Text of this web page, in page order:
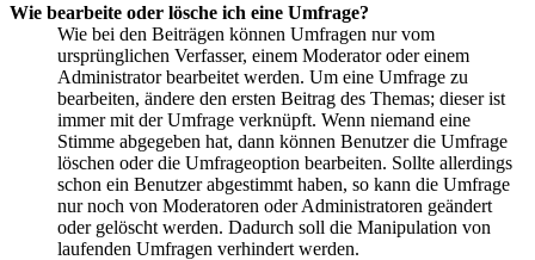
Wie bearbeite oder lösche ich eine Umfrage?
Wie bei den Beiträgen können Umfragen nur vom
ursprünglichen Verfasser, einem Moderator oder einem
Administrator bearbeitet werden. Um eine Umfrage zu
bearbeiten, ändere den ersten Beitrag des Themas; dieser ist
immer mit der Umfrage verknüpft. Wenn niemand eine
Stimme abgegeben hat, dann können Benutzer die Umfrage
löschen oder die Umfrageoption bearbeiten. Sollte allerdings
schon ein Benutzer abgestimmt haben, so kann die Umfrage
nur noch von Moderatoren oder Administratoren geändert
oder gelöscht werden. Dadurch soll die Manipulation von
laufenden Umfragen verhindert werden.